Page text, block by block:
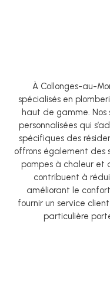
À Collonges-au-
spécialisés en
haut de gamme. Nos
personnalisées qui
spécifiques des
offrons également des
pompes à chaleur et
contribuent à
améliorant le
fournir un service
particulière